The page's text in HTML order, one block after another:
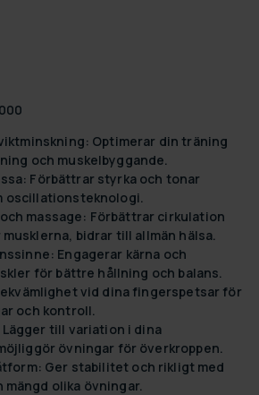
Optimerar din träning
och muskelbyggande.
Förbättrar styrka och tonar
oscillationsteknologi.
massage: Förbättrar cirkulation
bidrar till allmän hälsa.
Engagerar kärna och
för bättre hållning och balans.
vid dina fingerspetsar för
och kontroll.
Lägger till variation i dina
övningar för överkroppen.
Ger stabilitet och rikligt med
olika övningar.